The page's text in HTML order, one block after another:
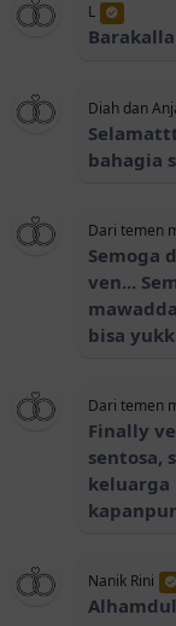
L
Diah dan
bahagia
Dari temen
Semoga
ven...
bisa
Dari temen
Finally
sentosa,
keluarga
Nanik Rini